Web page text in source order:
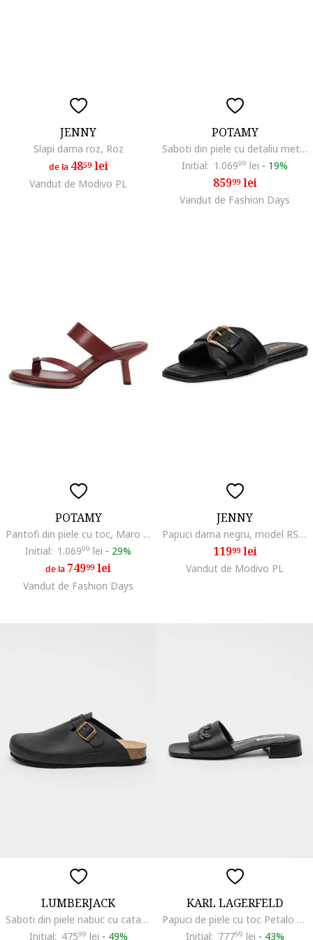
JENNY
Slapi dama roz, Roz
de la 4859lei
Vandut de Modivo PL
POTAMY
Saboti din piele cu detaliu metalic, Negru
Initial: 1.06999 lei - 19%
85999lei
Vandut de Fashion Days
POTAMY
Pantofi din piele cu toc, Maro cognac
Initial: 1.06999 lei - 29%
de la 74999lei
Vandut de Fashion Days
JENNY
Papuci dama negru, model RS24SS03-160
11999lei
Vandut de Modivo PL
LUMBERJACK
Saboti din piele nabuc cu catarama decorativa Jolie, Negru
Initial: 47599 lei - 49%
KARL LAGERFELD
Papuci de piele cu toc Petalo II, Negru
Initial: 77799 lei - 43%